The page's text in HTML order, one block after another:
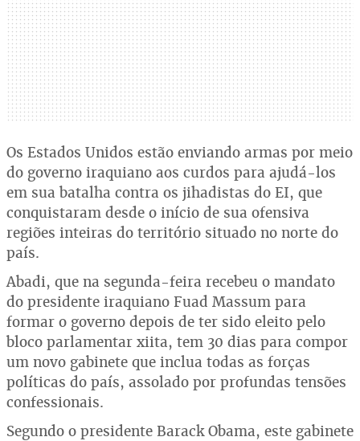
Os Estados Unidos estão enviando armas por meio
do governo iraquiano aos curdos para ajudá-los
em sua batalha contra os jihadistas do EI, que
conquistaram desde o início de sua ofensiva
regiões inteiras do território situado no norte do
país.
Abadi, que na segunda-feira recebeu o mandato
do presidente iraquiano Fuad Massum para
formar o governo depois de ter sido eleito pelo
bloco parlamentar xiita, tem 30 dias para compor
um novo gabinete que inclua todas as forças
políticas do país, assolado por profundas tensões
confessionais.
Segundo o presidente Barack Obama, este gabinete